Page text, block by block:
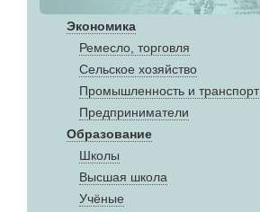
Экономика
Ремесло, торговля
Сельское хозяйство
Промышленность и транспорт
Предприниматели
Образование
Школы
Высшая школа
Учёные